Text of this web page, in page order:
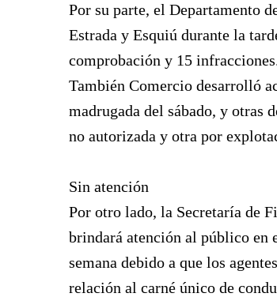
Por su parte, el Departamento
Estrada y Esquiú durante la
comprobación y 15
También Comercio desarrolló
madrugada del sábado, y otras
no autorizada y otra por
Sin atención
Por otro lado, la Secretaría de
brindará atención al público en
semana debido a que los
relación al carné único de